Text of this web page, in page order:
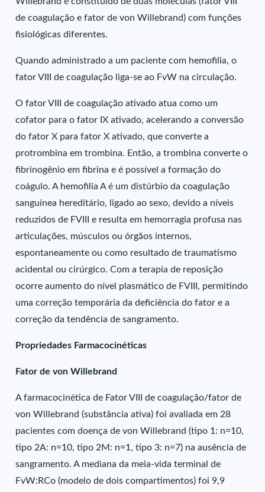
de coagulação e fator de von Willebrand) com funções
fisiológicas diferentes.
Quando administrado a um paciente com hemofilia, o
fator VIII de coagulação liga-se ao FvW na circulação.
O fator VIII de coagulação ativado atua como um
cofator para o fator IX ativado, acelerando a conversão
do fator X para fator X ativado, que converte a
protrombina em trombina. Então, a trombina converte o
fibrinogênio em fibrina e é possível a formação do
coágulo. A hemofilia A é um distúrbio da coagulação
sanguínea hereditário, ligado ao sexo, devido a níveis
reduzidos de FVIII e resulta em hemorragia profusa nas
articulações, músculos ou órgãos internos,
espontaneamente ou como resultado de traumatismo
acidental ou cirúrgico. Com a terapia de reposição
ocorre aumento do nível plasmático de FVIII, permitindo
uma correção temporária da deficiência do fator e a
correção da tendência de sangramento.
Propriedades Farmacocinéticas
Fator de von Willebrand
A farmacocinética de Fator VIII de coagulação/fator de
von Willebrand (substância ativa) foi avaliada em 28
pacientes com doença de von Willebrand (tipo 1: n=10,
tipo 2A: n=10, tipo 2M: n=1, tipo 3: n=7) na ausência de
sangramento. A mediana da meia-vida terminal de
FvW:RCo (modelo de dois compartimentos) foi 9,9